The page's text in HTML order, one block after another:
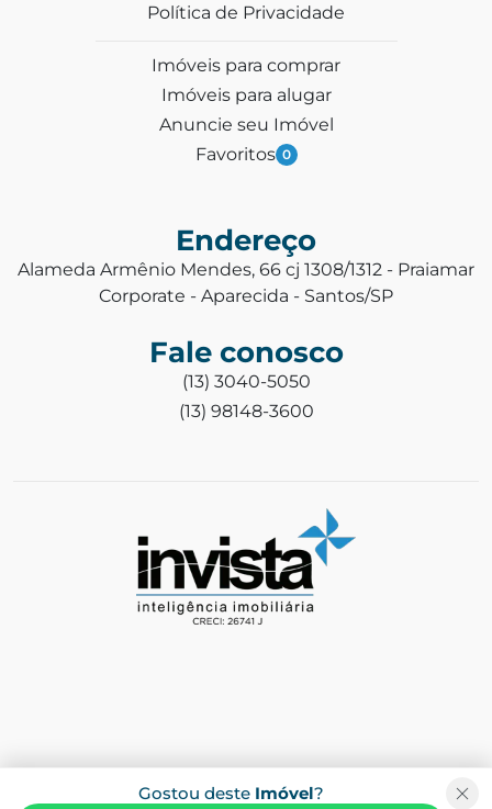
Gostou deste Imóvel?
Política de Privacidade
Imóveis para comprar
Imóveis para alugar
Anuncie seu Imóvel
Favoritos 0
Endereço
Alameda Armênio Mendes, 66 cj 1308/1312 - Praiamar
Corporate - Aparecida - Santos/SP
Fale conosco
(13) 3040-5050
(13) 98148-3600